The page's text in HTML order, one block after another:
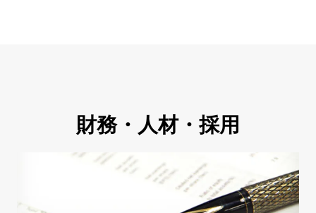
財務・人材・採用